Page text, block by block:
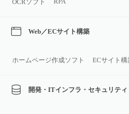
OCRソフト
Web／ECサイト構築
ホームページ作成ソフト ECサイト
開発・ITインフラ・セキュリティ